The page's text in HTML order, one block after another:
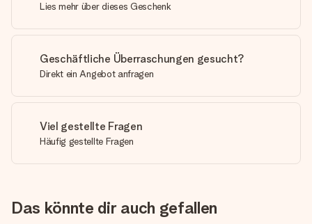
Lies mehr über dieses Geschenk
Geschäftliche Überraschungen gesucht?
Direkt ein Angebot anfragen
Viel gestellte Fragen
Häufig gestellte Fragen
Das könnte dir auch gefallen